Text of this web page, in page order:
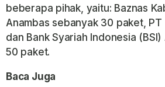
beberapa pihak, yaitu: Baznas
Anambas sebanyak 30 paket, PT
dan Bank Syariah Indonesia
50 paket.
Baca Juga